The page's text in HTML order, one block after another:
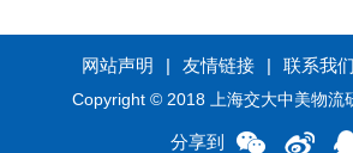
网站声明 | 友情链接 | 联系我们
Copyright © 2018 上海交大中美物流
分享到